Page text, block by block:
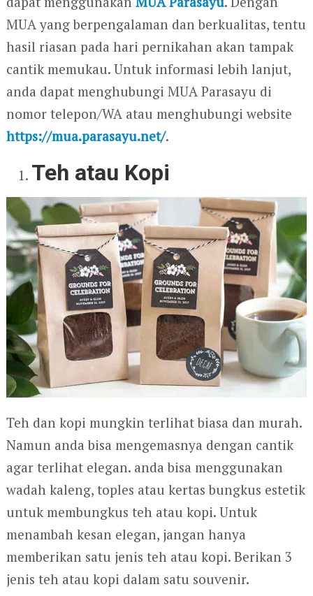
MUA yang berpengalaman dan berkualitas, tentu
hasil riasan pada hari pernikahan akan tampak
cantik memukau. Untuk informasi lebih lanjut,
anda dapat menghubungi MUA Parasayu di
nomor telepon/WA atau menghubungi website
https://mua.parasayu.net/.
Teh atau Kopi
Teh dan kopi mungkin terlihat biasa dan murah.
Namun anda bisa mengemasnya dengan cantik
agar terlihat elegan. anda bisa menggunakan
wadah kaleng, toples atau kertas bungkus estetik
untuk membungkus teh atau kopi. Untuk
menambah kesan elegan, jangan hanya
memberikan satu jenis teh atau kopi. Berikan 3
jenis teh atau kopi dalam satu souvenir.